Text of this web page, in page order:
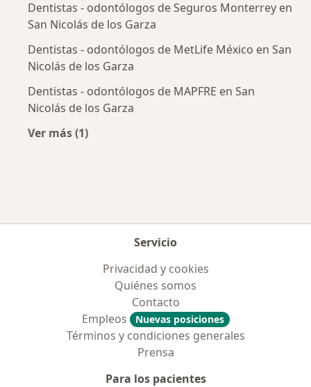
Dentistas - odontólogos de Seguros Monterrey en
San Nicolás de los Garza
Dentistas - odontólogos de MetLife México en San
Nicolás de los Garza
Dentistas - odontólogos de MAPFRE en San
Nicolás de los Garza
Ver más (1)
Servicio
Privacidad y cookies
Quiénes somos
Contacto
Empleos
Nuevas posiciones
Términos y condiciones generales
Prensa
Para los pacientes